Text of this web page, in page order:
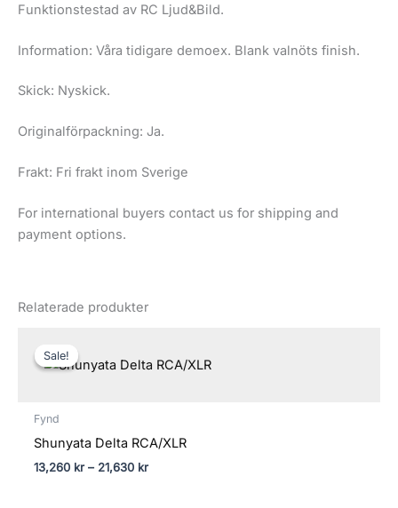
Funktionstestad av RC Ljud&Bild.
Information: Våra tidigare demoex. Blank valnöts finish.
Skick: Nyskick.
Originalförpackning: Ja.
Frakt: Fri frakt inom Sverige
For international buyers contact us for shipping and
payment options.
Relaterade produkter
Sale!
Sale!
Fynd
Shunyata Delta RCA/XLR
13,260 kr – 21,630 kr